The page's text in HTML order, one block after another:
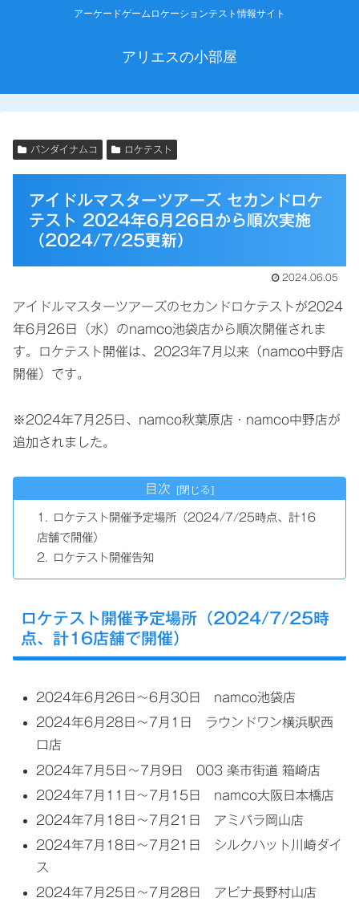
アーケードゲームロケーションテスト情報サイト
アリエスの小部屋
バンダイナムコ ロケテスト
アイドルマスターツアーズ セカンドロケ
テスト 2024年6月26日から順次実施
（2024/7/25更新）
2024.06.05
アイドルマスターツアーズのセカンドロケテストが2024
年6月26日（水）のnamco池袋店から順次開催されま
す。ロケテスト開催は、2023年7月以来（namco中野店
開催）です。
※2024年7月25日、namco秋葉原店・namco中野店が
追加されました。
目次
ロケテスト開催予定場所（2024/7/25時点、計16
店舗で開催）
ロケテスト開催告知
ロケテスト開催予定場所（2024/7/25時
点、計16店舗で開催）
2024年6月26日～6月30日 namco池袋店
2024年6月28日～7月1日 ラウンドワン横浜駅西
口店
2024年7月5日～7月9日 003 楽市街道 箱崎店
2024年7月11日～7月15日 namco大阪日本橋店
2024年7月18日～7月21日 アミパラ岡山店
2024年7月18日～7月21日 シルクハット川崎ダイ
ス
2024年7月25日～7月28日 アピナ長野村山店